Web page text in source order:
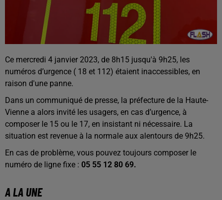
Ce mercredi 4 janvier 2023, de 8h15 jusqu'à 9h25, les
numéros d’urgence ( 18 et 112) étaient inaccessibles, en
raison d'une panne.
Dans un communiqué de presse, la préfecture de la Haute-
Vienne a alors invité les usagers, en cas d’urgence, à
composer le 15 ou le 17, en insistant ni nécessaire. La
situation est revenue à la normale aux alentours de 9h25.
En cas de problème, vous pouvez toujours composer le
numéro de ligne fixe : 05 55 12 80 69.
A LA UNE